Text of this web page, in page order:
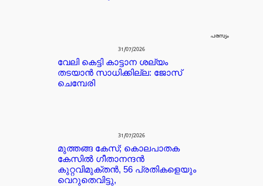
പരസ്യം
31/07/2026
വേലി കെട്ടി കാട്ടാന ശല്യം
തടയാൻ സാധിക്കില്ല: ജോസ്
ചെമ്പേരി
31/07/2026
മുത്തങ്ങ കേസ്; കൊലപാതക
കേസില്‍ ഗീതാനന്ദൻ
കുറ്റവിമുക്തന്‍, 56 പ്രതികളെയും
വെറുതെവിട്ടു,